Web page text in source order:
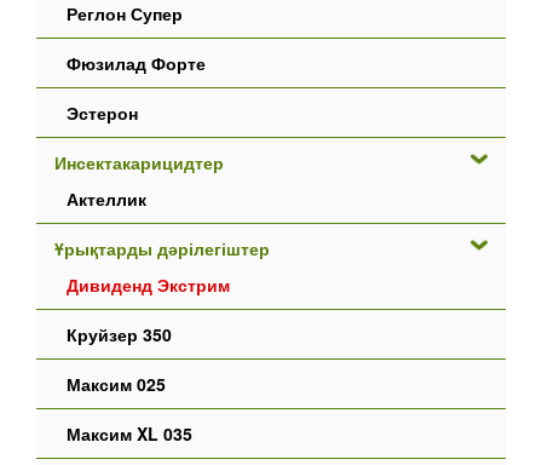
Реглон Супер
Фюзилад Форте
Эстерон
Инсектакарицидтер
Актеллик
Ұрықтарды дәрілегіштер
Дивиденд Экстрим
Круйзер 350
Максим 025
Максим XL 035